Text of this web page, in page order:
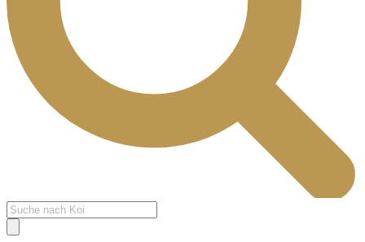
Products
search